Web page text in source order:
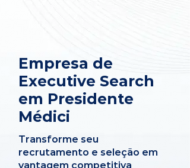
Empresa de
Executive Search
em Presidente
Médici
Transforme seu
recrutamento e seleção em
vantagem competitiva